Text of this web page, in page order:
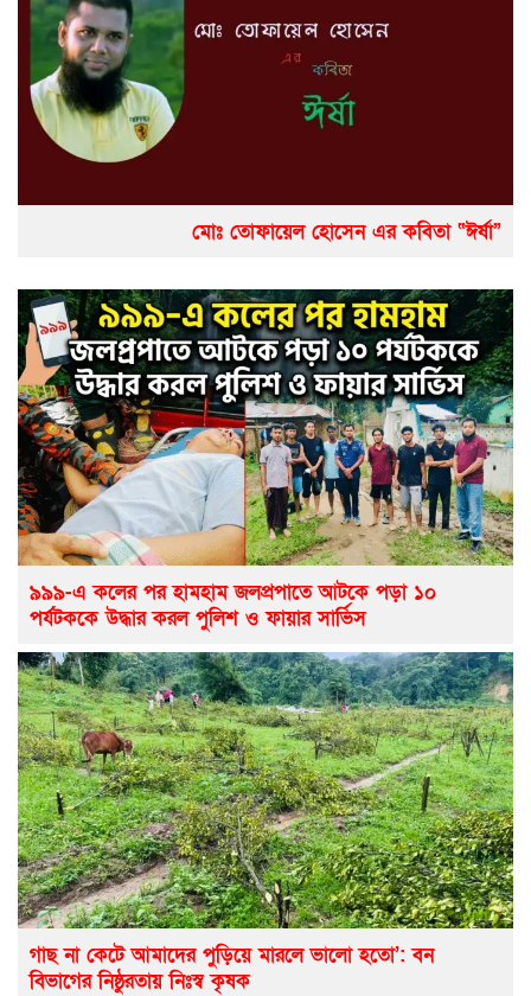
মোঃ তোফায়েল হোসেন এর কবিতা “ঈর্ষা”
৯৯৯-এ কলের পর হামহাম জলপ্রপাতে আটকে পড়া ১০
পর্যটককে উদ্ধার করল পুলিশ ও ফায়ার সার্ভিস
গাছ না কেটে আমাদের পুড়িয়ে মারলে ভালো হতো’: বন
বিভাগের নিষ্ঠুরতায় নিঃস্ব কৃষক